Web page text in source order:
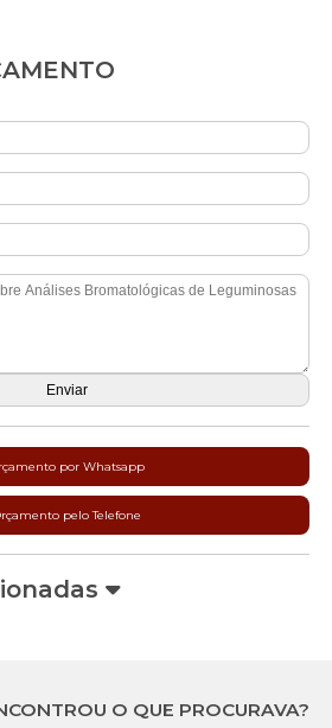
por Whatsapp
pelo Telefone
O QUE PROCURAVA?